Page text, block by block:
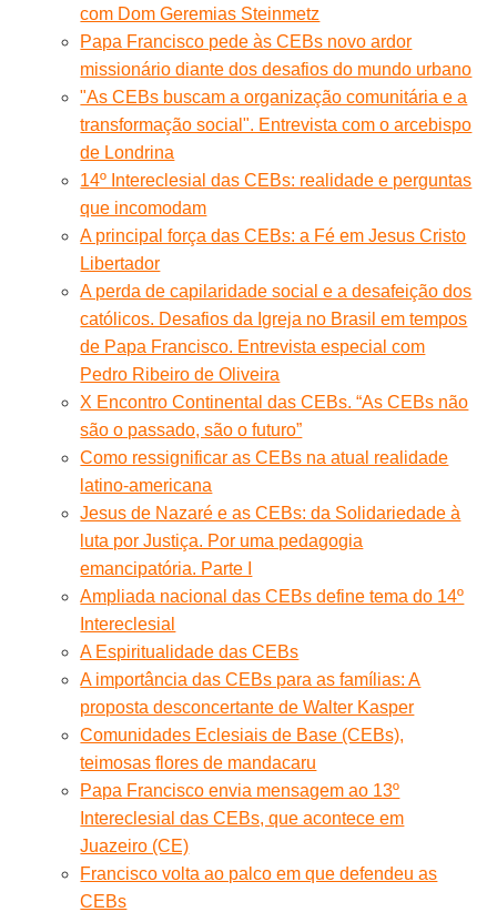
com Dom Geremias Steinmetz
Papa Francisco pede às CEBs novo ardor
missionário diante dos desafios do mundo urbano
"As CEBs buscam a organização comunitária e a
transformação social". Entrevista com o arcebispo
de Londrina
14º Intereclesial das CEBs: realidade e perguntas
que incomodam
A principal força das CEBs: a Fé em Jesus Cristo
Libertador
A perda de capilaridade social e a desafeição dos
católicos. Desafios da Igreja no Brasil em tempos
de Papa Francisco. Entrevista especial com
Pedro Ribeiro de Oliveira
X Encontro Continental das CEBs. “As CEBs não
são o passado, são o futuro”
Como ressignificar as CEBs na atual realidade
latino-americana
Jesus de Nazaré e as CEBs: da Solidariedade à
luta por Justiça. Por uma pedagogia
emancipatória. Parte I
Ampliada nacional das CEBs define tema do 14º
Intereclesial
A Espiritualidade das CEBs
A importância das CEBs para as famílias: A
proposta desconcertante de Walter Kasper
Comunidades Eclesiais de Base (CEBs),
teimosas flores de mandacaru
Papa Francisco envia mensagem ao 13º
Intereclesial das CEBs, que acontece em
Juazeiro (CE)
Francisco volta ao palco em que defendeu as
CEBs